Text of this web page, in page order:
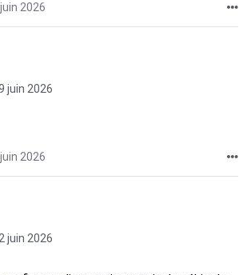
2026
juin 2026
2026
juin 2026